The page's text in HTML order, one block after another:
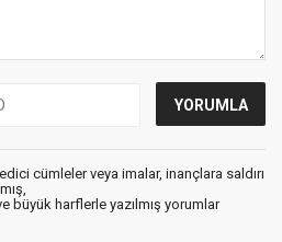
cümleler veya imalar, inançlara saldırı
büyük harflerle yazılmış yorumlar